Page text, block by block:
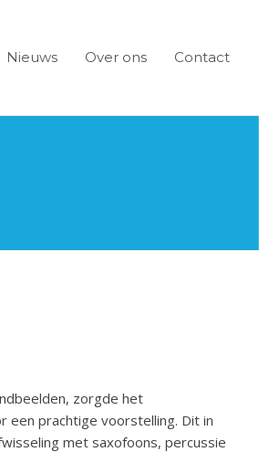
Nieuws Over ons Contact
zorgde het
een prachtige voorstelling. Dit in
met saxofoons, percussie